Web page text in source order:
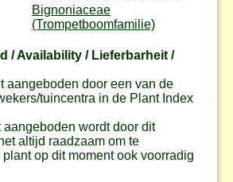
Bignoniaceae
(Trompetboomfamilie)
/ Availability / Lieferbarheit /
aangeboden door een van de
tuincentra in de Plant Index
aangeboden wordt door dit
altijd raadzaam om te
op dit moment ook voorradig